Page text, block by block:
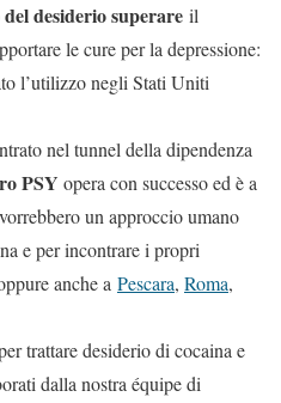
desiderio superare il
le cure per la depressione:
l’utilizzo negli Stati Uniti
nel tunnel della dipendenza
PSY opera con successo ed è a
un approccio umano
e per incontrare i propri
anche a Pescara, Roma,
trattare desiderio di cocaina e
dalla nostra équipe di